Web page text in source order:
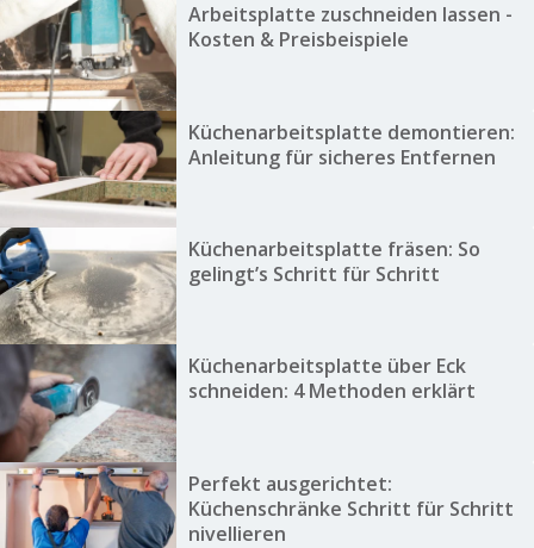
Arbeitsplatte zuschneiden lassen -
Kosten & Preisbeispiele
Küchenarbeitsplatte demontieren:
Anleitung für sicheres Entfernen
Küchenarbeitsplatte fräsen: So
gelingt’s Schritt für Schritt
Küchenarbeitsplatte über Eck
schneiden: 4 Methoden erklärt
Perfekt ausgerichtet:
Küchenschränke Schritt für Schritt
nivellieren